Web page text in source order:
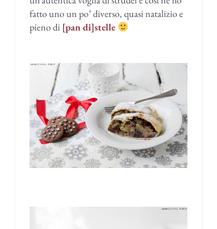
fatto uno un po’ diverso, quasi natalizio e
pieno di [pan di]stelle